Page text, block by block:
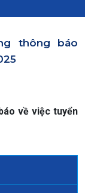
thông báo
về việc tuyển